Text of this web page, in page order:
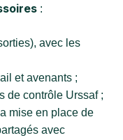
:
avec les
et avenants ;
de contrôle Urssaf ;
mise en place de
avec